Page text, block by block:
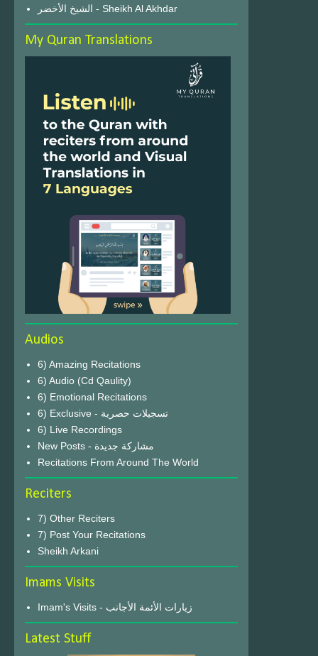
الشيخ الأخضر - Sheikh Al Akhdar
My Quran Translations
Audios
6) Amazing Recitations
6) Audio (Cd Qaulity)
6) Emotional Recitations
6) Exclusive - تسجيلات حصرية
6) Live Recordings
New Posts - مشاركة جديدة
Recitations From Around The World
Reciters
7) Other Reciters
7) Post Your Recitations
Sheikh Arkani
Imams Visits
Imam's Visits - زيارات الأئمة الأجانب
Latest Stuff